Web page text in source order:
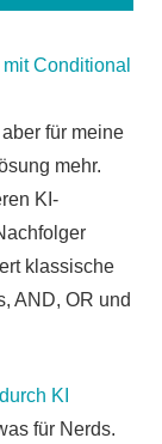
Conditional
für meine
mehr.
KI-
klassische
AND, OR und
KI
für Nerds.